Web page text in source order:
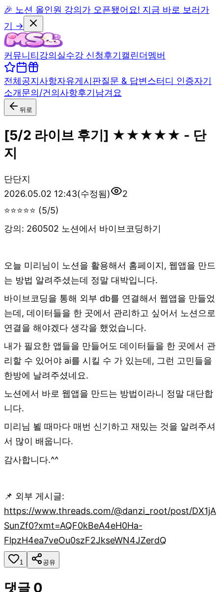
🎉 노션 올인원 강의가 오픈됐어요! 지금 바로 보러가
기 →
커뮤니티강의실수강 신청후기캘린더멤버
전체공지사항자유게시판질문 & 답변스터디 인증자기
소개문의/건의사항후기남겨요
뒤로
[5/2 라이브 후기] ★★★★★ - 단
지
단단지
2026.05.02 12:43(수정됨)
2
⭐⭐⭐⭐⭐ (5/5)
강의: 260502 노션에서 바이브코딩하기
오늘 미리님이 노션을 활용해서 홈페이지, 웹앱을 만드
는 방법 알려주셨는데 정말 대박입니다.
바이브코딩을 통해 외부 db를 연결해서 웹앱을 만들었
는데, 데이터들을 한 곳에서 관리하고 싶어서 노션으로
연결을 해야겠다 생각을 했었습니다.
내가 필요한 앱들을 만들어도 데이터들을 한 곳에서 관
리할 수 있어야 ai를 시킬 수 가 있는데, 그런 고민들을
한방에 날려주셨네요.
노션에서 바로 웹앱을 만드는 방법이라니 정말 대단합
니다.
미리님 뵐 때마다 매번 신기하고 재밌는 것을 알려주셔
서 많이 배웁니다.
감사합니다.^^
📌 외부 게시글:
https://www.threads.com/@danzi_root/post/DX1jA
SunZf0?xmt=AQF0kBeA4eH0Ha-
FlpzH4ea7veOu0szF2JkseWN4JZerdQ
1 공유
댓글 0